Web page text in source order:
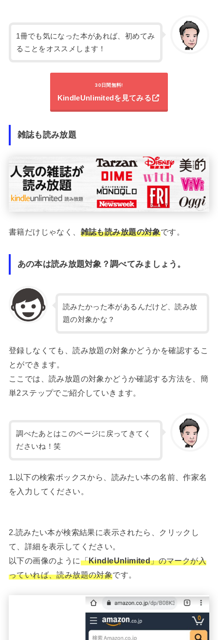
1冊でも気になった本があれば、初めてみ
ることをオススメします！
30日間無料!
KindleUnlimitedを見てみる
雑誌も読み放題
書籍だけじゃなく、 雑誌も読み放題の対象です。
あの本は読み放題対象？調べてみましょう。
読みたかった本があるんだけど、読み放
題の対象かな？
登録しなくても、読み放題の対象かどうかを確認するこ
とができます。
ここでは、読み放題の対象かどうか確認する方法を、簡
単2ステップでご紹介していきます。
調べたあとはこのページに戻ってきてく
ださいね！笑
1.以下の検索ボックスから、読みたい本の名前、作家名
を入力してください。
2.読みたい本が検索結果に表示されたら、クリックし
て、詳細を表示してください。
以下の画像のように「KindleUnlimited」のマークが入
っていれば、読み放題の対象です。